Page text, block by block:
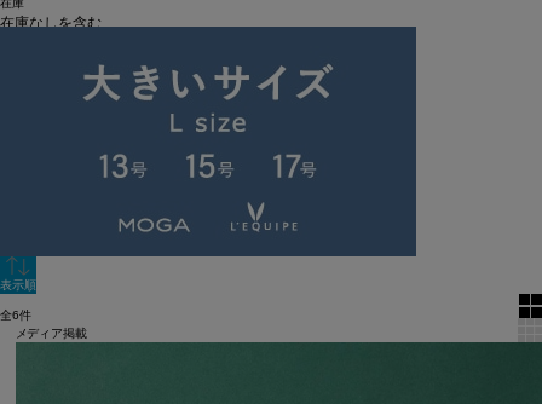
在庫
在庫なしを含む
表示順
全6件
メディア掲載